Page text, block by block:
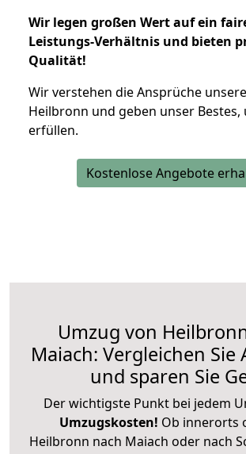
Wir legen großen Wert auf ein
Leistungs-Verhältnis und bieten
Qualität!
Wir verstehen die Ansprüche
Heilbronn und geben unser Bestes,
erfüllen.
Kostenlose Angebote
Umzug von
Maiach: Vergleichen Sie
und sparen Sie
Der wichtigste Punkt bei jedem
Umzugskosten! Ob innerorts
Heilbronn nach Maiach oder nach